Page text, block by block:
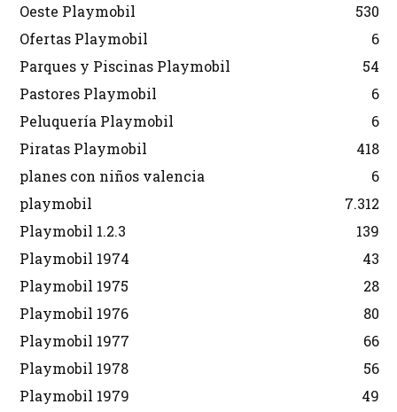
Oeste Playmobil
530
Ofertas Playmobil
6
Parques y Piscinas Playmobil
54
Pastores Playmobil
6
Peluquería Playmobil
6
Piratas Playmobil
418
planes con niños valencia
6
playmobil
7.312
Playmobil 1.2.3
139
Playmobil 1974
43
Playmobil 1975
28
Playmobil 1976
80
Playmobil 1977
66
Playmobil 1978
56
Playmobil 1979
49